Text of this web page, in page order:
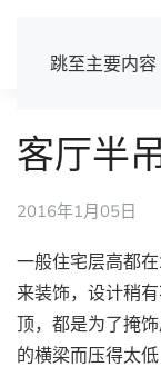
跳至主要内容
客厅半
2016年1月05日
一般住宅层高都
来装饰，设计稍
顶，都是为了掩
的横梁而压得太